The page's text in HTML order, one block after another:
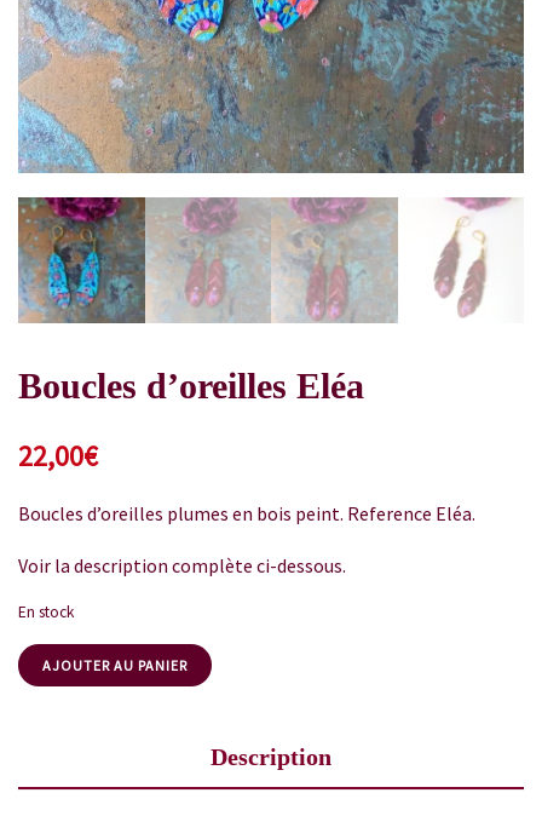
Boucles d’oreilles Eléa
22,00€
Boucles d’oreilles plumes en bois peint. Reference Eléa.
Voir la description complète ci-dessous.
En stock
AJOUTER AU PANIER
Description